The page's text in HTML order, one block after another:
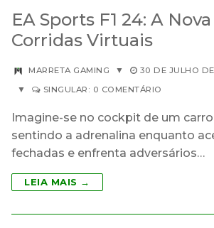
EA Sports F1 24: A
Corridas Virtuais
MARRETA GAMING ▼ 30 DE JULHO
▼
SINGULAR: 0 COMENTÁRIO
Imagine-se no cockpit de um carro
sentindo a adrenalina enquanto
fechadas e enfrenta adversários…
LEIA MAIS →